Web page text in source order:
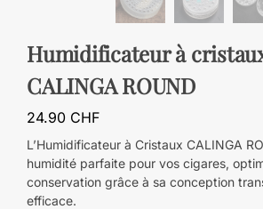
Humidificateur à
CALINGA ROUND
24.90 CHF
L’Humidificateur à Cristaux CALINGA
humidité parfaite pour vos cigares,
conservation grâce à sa conception
efficace.